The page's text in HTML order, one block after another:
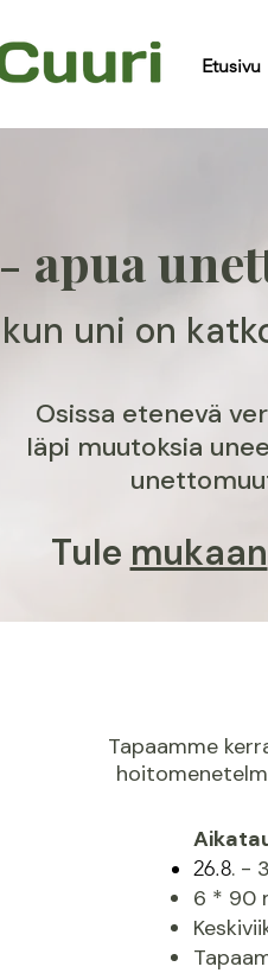
Etusivu
- apua
kun uni on
Osissa etenevä
läpi muutoksia
Tule mukaan
Tapaamme
26.8. -
6 * 90
T